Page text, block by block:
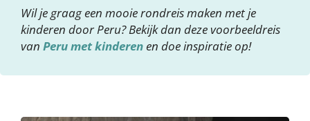
Wil je graag een mooie rondreis maken met je
kinderen door Peru? Bekijk dan deze voorbeeldreis
van Peru met kinderenen doe inspiratie op!